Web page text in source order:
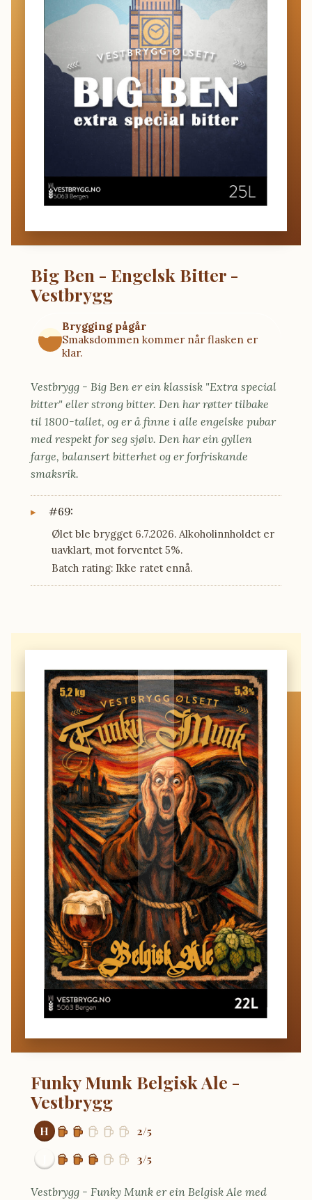
Big Ben - Engelsk Bitter -
Vestbrygg
Brygging pågår
Smaksdommen kommer når flasken er
klar.
Vestbrygg - Big Ben er ein klassisk "Extra special
bitter" eller strong bitter. Den har røtter tilbake
til 1800-tallet, og er å finne i alle engelske pubar
med respekt for seg sjølv. Den har ein gyllen
farge, balansert bitterhet og er forfriskande
smaksrik.
#69:
Ølet ble brygget 6.7.2026. Alkoholinnholdet er
uavklart, mot forventet 5%.
Batch rating: Ikke ratet ennå.
Funky Munk Belgisk Ale -
Vestbrygg
H
2/5
3/5
Vestbrygg - Funky Munk er ein Belgisk Ale med